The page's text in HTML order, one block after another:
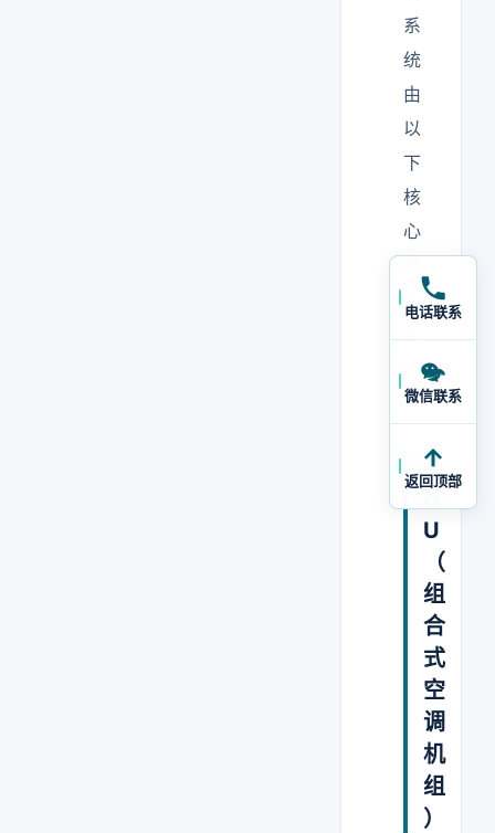
系
统
由
以
下
核
心
件
构
：
A
U
（
组
合
式
空
调
机
组
）
电话联系
微信联系
返回顶部